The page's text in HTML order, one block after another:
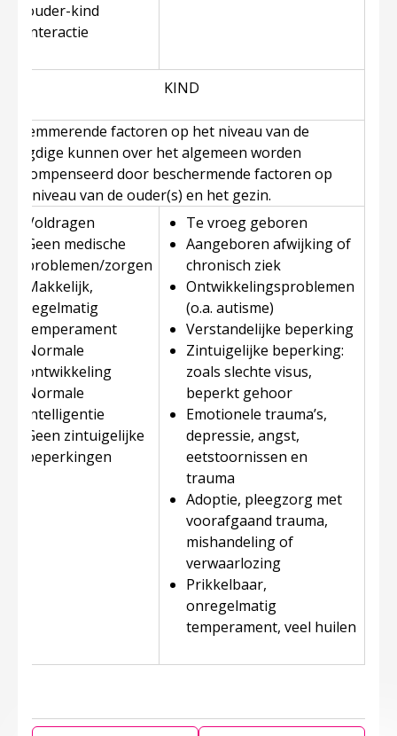
ouder-kind
interactie
KIND
Belemmerende factoren op het niveau van de
jeugdige kunnen over het algemeen worden
gecompenseerd door beschermende factoren op
het niveau van de ouder(s) en het gezin.
Voldragen
Geen medische
problemen/zorgen
Makkelijk,
regelmatig
temperament
Normale
ontwikkeling
Normale
intelligentie
Geen zintuigelijke
beperkingen
Te vroeg geboren
Aangeboren afwijking of
chronisch ziek
Ontwikkelingsproblemen
(o.a. autisme)
Verstandelijke beperking
Zintuigelijke beperking:
zoals slechte visus,
beperkt gehoor
Emotionele trauma’s,
depressie, angst,
eetstoornissen en
trauma
Adoptie, pleegzorg met
voorafgaand trauma,
mishandeling of
verwaarlozing
Prikkelbaar,
onregelmatig
temperament, veel huilen